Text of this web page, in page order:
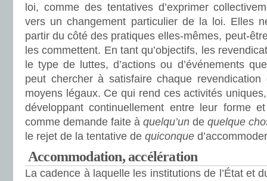
loi, comme des tentatives d’exprimer
vers un changement particulier de la loi. Elles
partir du côté des pratiques elles-mêmes, peut-
les commettent. En tant qu’objectifs, les
le type de luttes, d’actions ou d’événements
peut chercher à satisfaire chaque
moyens légaux. Ce qui rend ces activités
développant continuellement entre leur forme
comme demande faite à quelqu’un de quelque
le rejet de la tentative de quiconque
Accommodation, accélération
La cadence à laquelle les institutions de l’État et